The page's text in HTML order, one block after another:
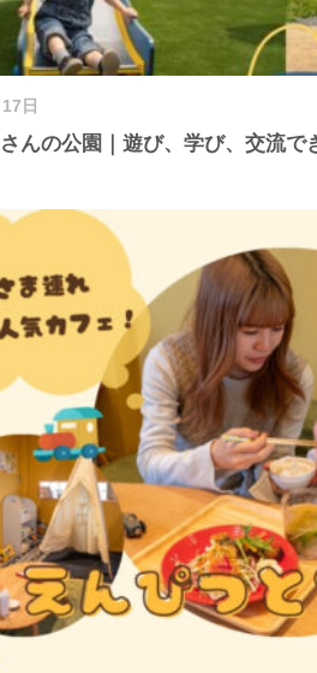
日
んの公園｜遊び、学び、交流